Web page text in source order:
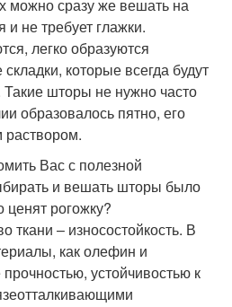
можно сразу же вешать на
и не требует глажки.
легко образуются
которые всегда будут
шторы не нужно часто
образовалось пятно, его
Вас с полезной
и вешать шторы было
ценят рогожку?
ткани – износостойкость. В
как олефин и
устойчивостью к